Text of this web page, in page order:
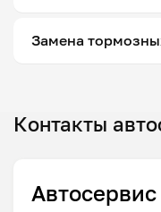
Замена
Контакты